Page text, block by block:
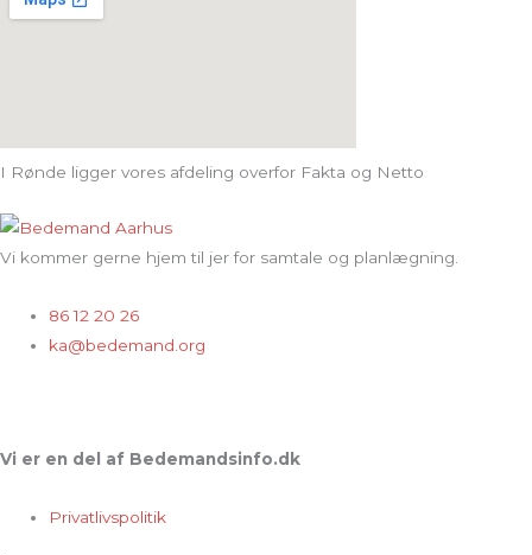
I Rønde ligger vores afdeling overfor Fakta og Netto
Vi kommer gerne hjem til jer for samtale og planlægning.
86 12 20 26
ka@bedemand.org
Vi er en del af Bedemandsinfo.dk
Privatlivspolitik